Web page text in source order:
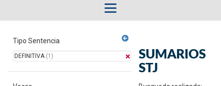
Sumarios del STJ
Tipo Sentencia
DEFINITIVA(1)
SUMARIOS
STJ